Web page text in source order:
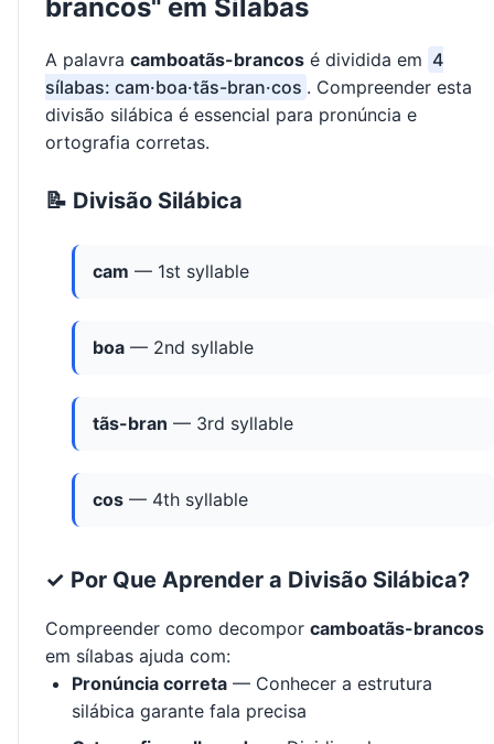
brancos" em Sílabas
A palavra camboatãs-brancos é dividida em 4
sílabas: cam·boa·tãs-bran·cos . Compreender esta
divisão silábica é essencial para pronúncia e
ortografia corretas.
📝 Divisão Silábica
cam — 1st syllable
boa — 2nd syllable
tãs-bran — 3rd syllable
cos — 4th syllable
✓ Por Que Aprender a Divisão Silábica?
Compreender como decompor camboatãs-brancos
em sílabas ajuda com:
Pronúncia correta — Conhecer a estrutura
silábica garante fala precisa